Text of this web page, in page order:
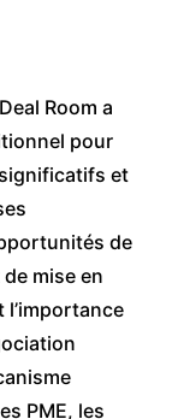
Room a
pour
et
de
mise en
l’importance
PME, les